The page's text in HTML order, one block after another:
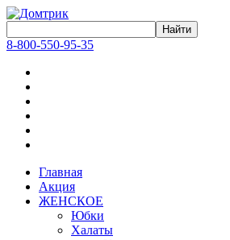
8-800-550-95-35
Главная
Акция
ЖЕНСКОЕ
Юбки
Халаты